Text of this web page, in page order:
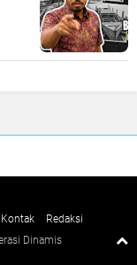
Kontak
Redaksi
DinamisPremium